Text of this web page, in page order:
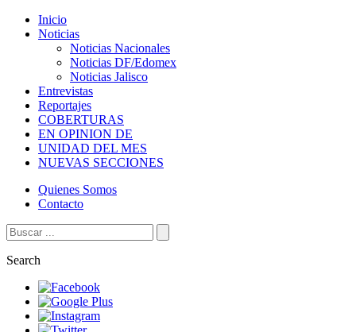
Inicio
Noticias
Noticias Nacionales
Noticias DF/Edomex
Noticias Jalisco
Entrevistas
Reportajes
COBERTURAS
EN OPINION DE
UNIDAD DEL MES
NUEVAS SECCIONES
Quienes Somos
Contacto
Search